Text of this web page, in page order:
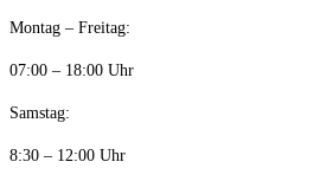
Montag – Freitag:
07:00 – 18:00 Uhr
Samstag:
8:30 – 12:00 Uhr